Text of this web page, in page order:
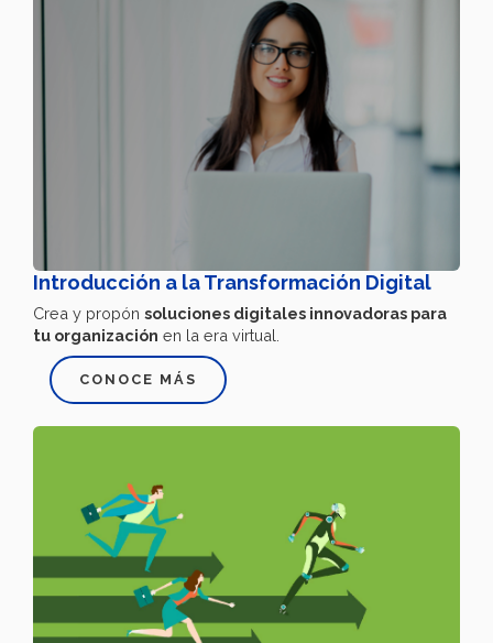
Introducción a la Transformación Digital
Crea y propón soluciones digitales innovadoras para
tu organización en la era virtual.
CONOCE MÁS